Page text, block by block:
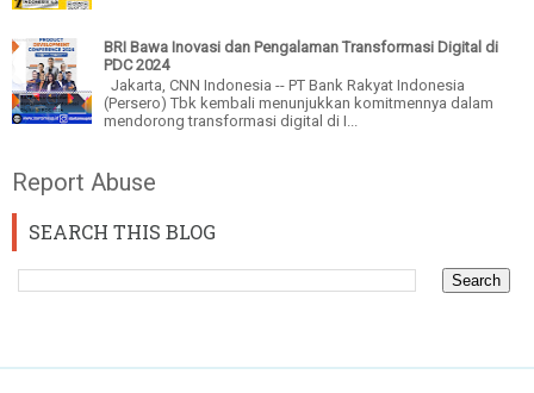
BRI Bawa Inovasi dan Pengalaman Transformasi Digital di
PDC 2024
Jakarta, CNN Indonesia -- PT Bank Rakyat Indonesia
(Persero) Tbk kembali menunjukkan komitmennya dalam
mendorong transformasi digital di I...
Report Abuse
SEARCH THIS BLOG